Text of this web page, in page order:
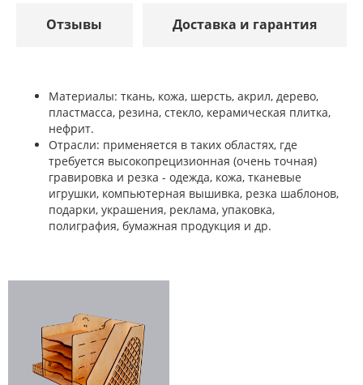
Отзывы Доставка и гарантия
Материалы: ткань, кожа, шерсть, акрил, дерево,
пластмасса, резина, стекло, керамическая плитка,
нефрит.
Отрасли: применяется в таких областях, где
требуется высокопрецизионная (очень точная)
гравировка и резка - одежда, кожа, тканевые
игрушки, компьютерная вышивка, резка шаблонов,
подарки, украшения, реклама, упаковка,
полиграфия, бумажная продукция и др.